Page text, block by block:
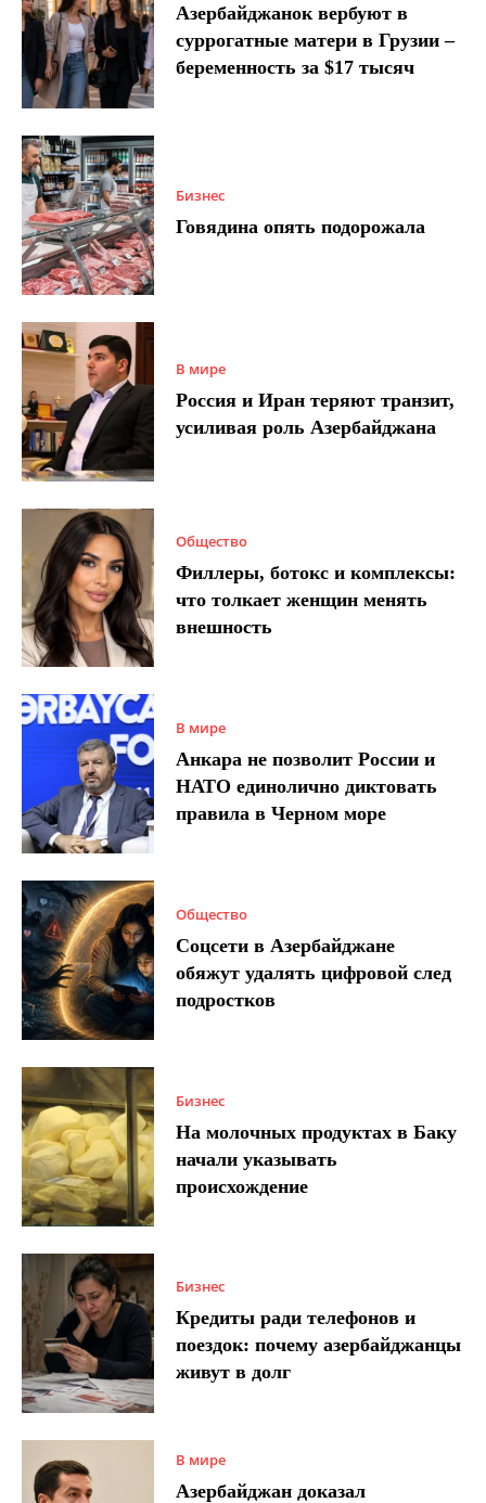
Азербайджанок вербуют в
суррогатные матери в Грузии –
беременность за $17 тысяч
Бизнес
Говядина опять подорожала
В мире
Россия и Иран теряют транзит,
усиливая роль Азербайджана
Общество
Филлеры, ботокс и комплексы:
что толкает женщин менять
внешность
В мире
Анкара не позволит России и
НАТО единолично диктовать
правила в Черном море
Общество
Соцсети в Азербайджане
обяжут удалять цифровой след
подростков
Бизнес
На молочных продуктах в Баку
начали указывать
происхождение
Бизнес
Кредиты ради телефонов и
поездок: почему азербайджанцы
живут в долг
В мире
Азербайджан доказал